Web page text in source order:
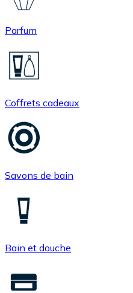
Parfum
Coffrets cadeaux
Savons de bain
Bain et douche